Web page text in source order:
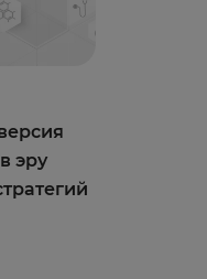
эру